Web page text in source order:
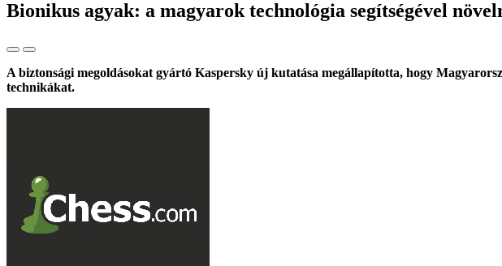
Bionikus agyak: a magyarok technológia segítségével
A biztonsági megoldásokat gyártó Kaspersky új kutatása megállapította, hogy
technikákat.